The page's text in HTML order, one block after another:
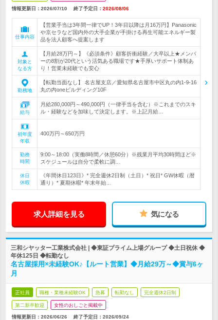
情報更新日：2026/07/10 終了予定日： 2026/08/06
仕事内容
【営業手当は3年間一律でUP！3年目以降は月16万円】Panasonic
や京セラなど国内外の大手企業が手掛ける再生可能エネルギー製
品を法人顧客へ提案します
対象と
なる方
【月給28万円～】《必須条件》顧客折衝経験／大卒以上★メンバ
ーの8割が20代という活気ある職場です★手厚いサポート体制あ
り！営業未経験でも安心
勤務地
【転勤当面なし】 名古屋支店／愛知県名古屋市中区丸の内1-9-16
丸の内oneビルディング10F
給与
月給280,000円～490,000円（一律手当を含む）※これまでのスキ
ル・経験などを加味して決定します。※上記月給…
初年度
年収
400万円～650万円
勤務
時間
9:00～18:00（実働8時間／休憩60分）※残業月平均30時間ほど※
スケジュールは自分で柔軟に調…
休日
休暇
《年間休日123日》* 完全週休2日制（土日）* 祝日* GW休暇（暦
通り）* 夏期休暇* 年末年始…
求人詳細を見る 気になる
三和シヤッター工業株式会社 | ◆東証プライム上場グループ ◆土日祝休 ◆
年休125日 ◆転勤なし
名古屋採用×未経験OK♪【ルート営業】◆月給29万～◆賞与6ヶ
月
正社員 職種・業種未経験OK 急募 転勤なし 完全週休2日制
第二新卒歓迎 女性のおしごと掲載中
情報更新日：2026/06/26 終了予定日： 2026/09/24